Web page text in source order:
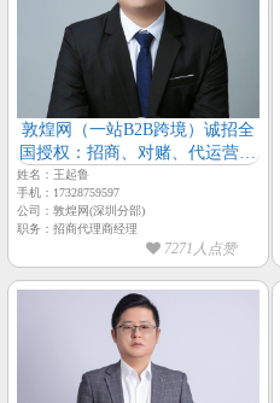
敦煌网（一站B2B跨境）诚招全
国授权：招商、对赌、代运营服
姓名：王起鲁
手机：17328759597
公司：敦煌网(深圳分部)
职务：招商代理商经理
7271人点赞